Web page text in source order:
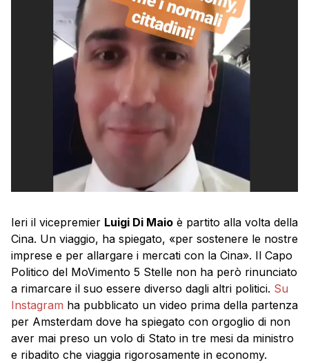
Ieri il vicepremier Luigi Di Maio è partito alla volta della
Cina. Un viaggio, ha spiegato, «per sostenere le nostre
imprese e per allargare i mercati con la Cina». Il Capo
Politico del MoVimento 5 Stelle non ha però rinunciato
a rimarcare il suo essere diverso dagli altri politici. Su
Instagram ha pubblicato un video prima della partenza
per Amsterdam dove ha spiegato con orgoglio di non
aver mai preso un volo di Stato in tre mesi da ministro
e ribadito che viaggia rigorosamente in economy.